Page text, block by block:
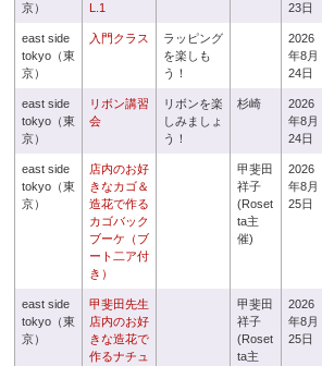
京）
L.1
23日
east side
tokyo（東
京）
入門クラス
ラッピング
を楽しも
う！
2026
年8月
24日
east side
tokyo（東
京）
リボン講習
会
リボンを楽
しみましょ
う！
杉崎
2026
年8月
24日
east side
tokyo（東
京）
店内のお好
きなカゴ＆
造花で作る
カゴバック
ブーケ（ブ
ート二ア付
き）
甲斐田
祥子
(Roset
ta主
催)
2026
年8月
25日
east side
tokyo（東
京）
甲斐田先生
店内のお好
きな造花で
作るナチュ
甲斐田
祥子
(Roset
ta主
2026
年8月
25日